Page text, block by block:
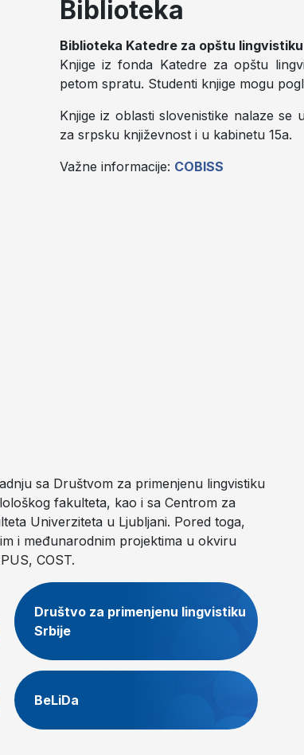
Biblioteka
Biblioteka Katedre za opštu lingvistiku
Knjige iz fonda Katedre za opštu
petom spratu. Studenti knjige mogu
Knjige iz oblasti slovenistike nalaze se
za srpsku književnost i u kabinetu 15a.
Važne informacije: COBISS
sa Društvom za primenjenu lingvistiku
fakulteta, kao i sa Centrom za
Univerziteta u Ljubljani. Pored toga,
i međunarodnim projektima u okviru
COST.
Društvo za primenjenu lingvistiku
Srbije
BeLiDa